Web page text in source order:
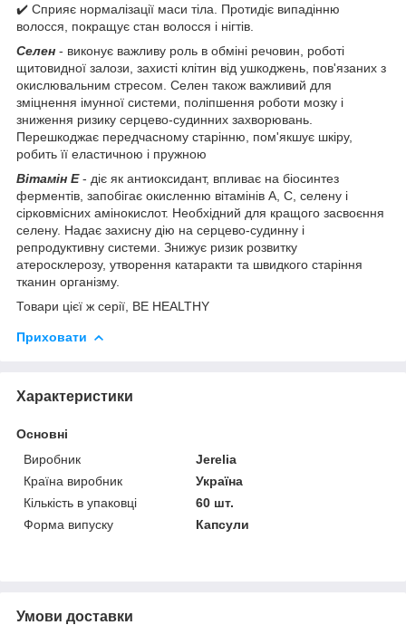
✔️ Сприяє нормалізації маси тіла. Протидіє випадінню
волосся, покращує стан волосся і нігтів.
Селен - виконує важливу роль в обміні речовин, роботі
щитовидної залози, захисті клітин від ушкоджень, пов'язаних з
окислювальним стресом. Селен також важливий для
зміцнення імунної системи, поліпшення роботи мозку і
зниження ризику серцево-судинних захворювань.
Перешкоджає передчасному старінню, пом'якшує шкіру,
робить її еластичною і пружною
Вітамін Е- діє як антиоксидант, впливає на біосинтез
ферментів, запобігає окисленню вітамінів А, С, селену і
сірковмісних амінокислот. Необхідний для кращого засвоєння
селену. Надає захисну дію на серцево-судинну і
репродуктивну системи. Знижує ризик розвитку
атеросклерозу, утворення катаракти та швидкого старіння
тканин організму.
Товари цієї ж серії, BE HEALTHY
Приховати
Характеристики
Основні
Виробник
Jerelia
Країна виробник
Україна
Кількість в упаковці
60 шт.
Форма випуску
Капсули
Умови доставки